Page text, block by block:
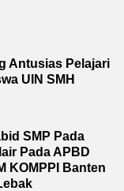
Antusias Pelajari
UIN SMH
SMP Pada
Pada APBD
KOMPPI Banten